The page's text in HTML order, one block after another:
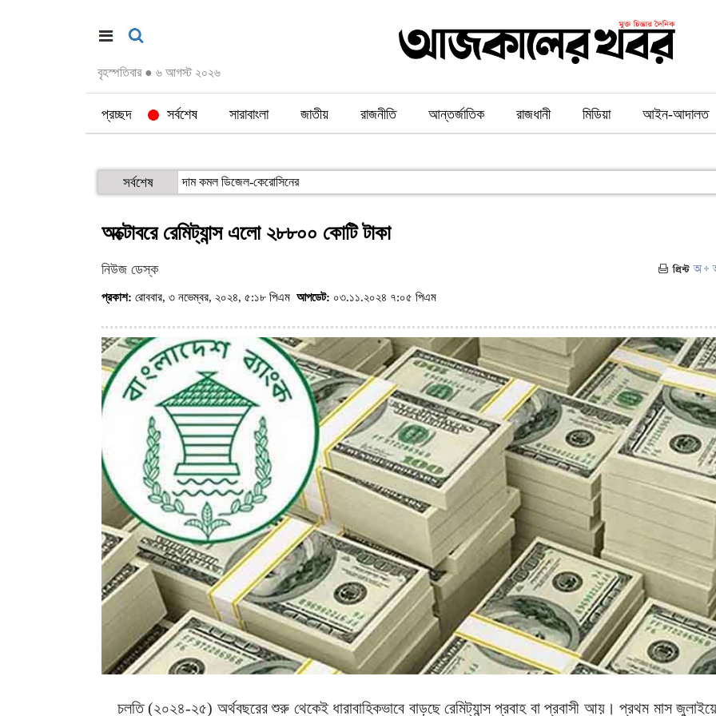
বৃহস্পতিবার ● ৬ আগস্ট ২০২৬
প্রচ্ছদ সর্বশেষ সারাবাংলা জাতীয় রাজনীতি আন্তর্জাতিক রাজধানী মিডিয়া আইন-আদালত
সর্বশেষ দাম কমল ডিজেল-কেরোসিনের
অক্টোবরে রেমিট্যান্স এলো ২৮৮০০ কোটি টাকা
নিউজ ডেস্ক
প্রকাশ: রোববার, ৩ নভেম্বর, ২০২৪, ৫:১৮ পিএম আপডেট: ০৩.১১.২০২৪ ৭:০৫ পিএম
চলতি (২০২৪-২৫) অর্থবছরের শুরু থেকেই ধারাবাহিকভাবে বাড়ছে রেমিট্যান্স প্রবাহ বা প্রবাসী আয়। প্রথম মাস জুলাইয়ে